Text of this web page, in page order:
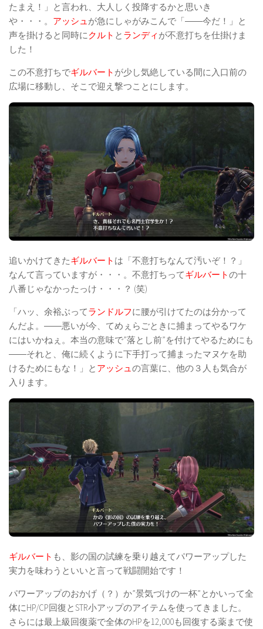
たまえ！」と言われ、大人しく投降するかと思いき
や・・・。 アッシュ が急にしゃがみこんで「――今だ！」と
声を掛けると同時にクルト と ランディ が不意打ちを仕掛けま
した！
この不意打ちでギルバート が少し気絶している間に入口前の
広場に移動し、そこで迎え撃つことにします。
追いかけてきたギルバート は「不意打ちなんて汚いぞ！？」
なんて言っていますが・・・。不意打ちってギルバートの十
八番じゃなかったっけ・・・？ (笑)
「ハッ、余裕ぶってランドルフに腰が引けてたのは分かって
んだよ。――悪いが今、てめぇらごときに捕まってやるワケ
にはいかねぇ。本当の意味で”落とし前”を付けてやるためにも
――それと、俺に続くように下手打って捕まったマヌケを助
けるためにもな！」と アッシュ の言葉に、他の３人も気合が
入ります。
ギルバート も、影の国の試練を乗り越えてパワーアップした
実力を味わうといいと言って戦闘開始です！
パワーアップのおかげ（？）か”景気づけの一杯”とかいって全
体にHP/CP回復とSTR小アップのアイテムを使ってきました。
さらには最上級回復薬で全体のHPを12,000も回復する薬まで使